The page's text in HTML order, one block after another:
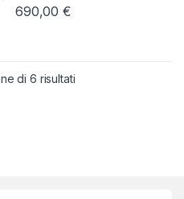
f690,00€
di 6 risultatiPopolarità